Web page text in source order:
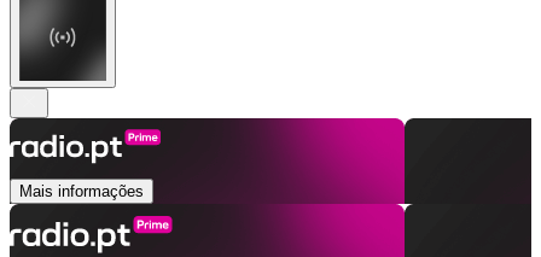
Mais informações